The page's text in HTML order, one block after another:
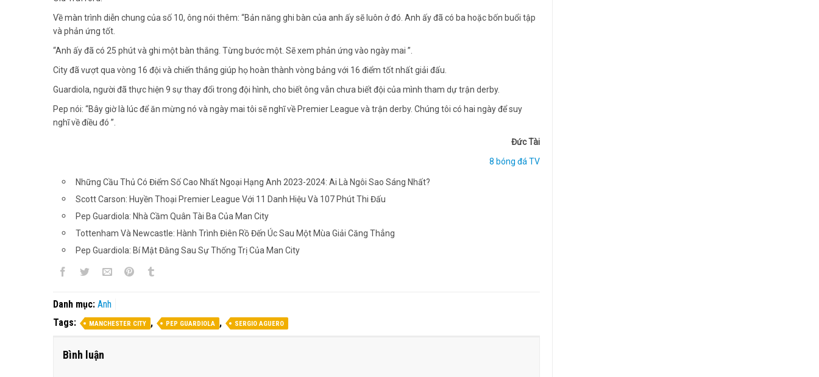
Về màn trình diễn chung của số 10, ông nói thêm: “Bản năng ghi bàn của anh ấy sẽ luôn ở đó. Anh ấy đã có ba hoặc bốn buổi tập
và phản ứng tốt.
“Anh ấy đã có 25 phút và ghi một bàn thắng. Từng bước một. Sẽ xem phản ứng vào ngày mai ”.
City đã vượt qua vòng 16 đội và chiến thắng giúp họ hoàn thành vòng bảng với 16 điểm tốt nhất giải đấu.
Guardiola, người đã thực hiện 9 sự thay đổi trong đội hình, cho biết ông vẫn chưa biết đội của mình tham dự trận derby.
Pep nói: “Bây giờ là lúc để ăn mừng nó và ngày mai tôi sẽ nghĩ về Premier League và trận derby. Chúng tôi có hai ngày để suy
nghĩ về điều đó ”.
Đức Tài
8 bóng đá TV
Những Cầu Thủ Có Điểm Số Cao Nhất Ngoại Hạng Anh 2023-2024: Ai Là Ngôi Sao Sáng Nhất?
Scott Carson: Huyền Thoại Premier League Với 11 Danh Hiệu Và 107 Phút Thi Đấu
Pep Guardiola: Nhà Cầm Quân Tài Ba Của Man City
Tottenham Và Newcastle: Hành Trình Điên Rồ Đến Úc Sau Một Mùa Giải Căng Thẳng
Pep Guardiola: Bí Mật Đằng Sau Sự Thống Trị Của Man City
Danh mục: Anh
Tags:
MANCHESTER CITY , PEP GUARDIOLA , SERGIO AGUERO
Bình luận